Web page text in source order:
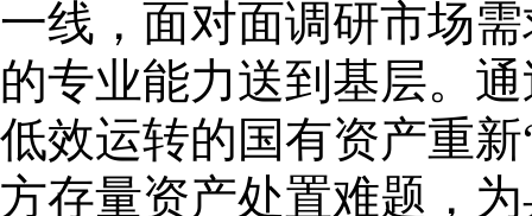
一线，面对面调研市场
的专业能力送到基层。
低效运转的国有资产重
方存量资产处置难题，